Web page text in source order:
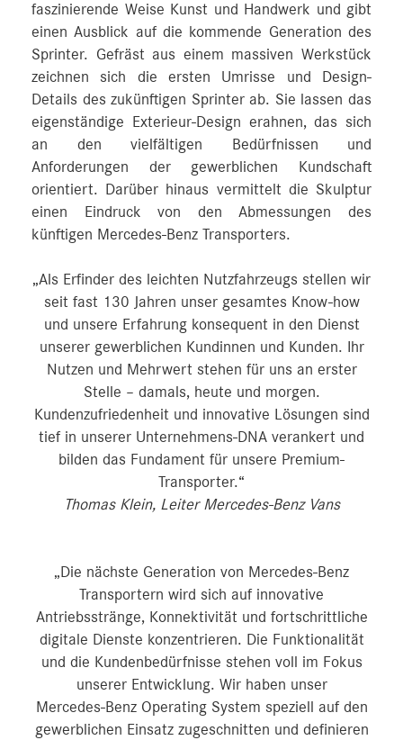
faszinierende Weise Kunst und Handwerk und gibt
einen Ausblick auf die kommende Generation des
Sprinter. Gefräst aus einem massiven Werkstück
zeichnen sich die ersten Umrisse und Design-
Details des zukünftigen Sprinter ab. Sie lassen das
eigenständige Exterieur-Design erahnen, das sich
an den vielfältigen Bedürfnissen und
Anforderungen der gewerblichen Kundschaft
orientiert. Darüber hinaus vermittelt die Skulptur
einen Eindruck von den Abmessungen des
künftigen Mercedes‑Benz Transporters.
„Als Erfinder des leichten Nutzfahrzeugs stellen wir
seit fast 130 Jahren unser gesamtes Know-how
und unsere Erfahrung konsequent in den Dienst
unserer gewerblichen Kundinnen und Kunden. Ihr
Nutzen und Mehrwert stehen für uns an erster
Stelle – damals, heute und morgen.
Kundenzufriedenheit und innovative Lösungen sind
tief in unserer Unternehmens-DNA verankert und
bilden das Fundament für unsere Premium-
Transporter.“
Thomas Klein, Leiter Mercedes-Benz Vans
„Die nächste Generation von Mercedes‑Benz
Transportern wird sich auf innovative
Antriebsstränge, Konnektivität und fortschrittliche
digitale Dienste konzentrieren. Die Funktionalität
und die Kundenbedürfnisse stehen voll im Fokus
unserer Entwicklung. Wir haben unser
Mercedes‑Benz Operating System speziell auf den
gewerblichen Einsatz zugeschnitten und definieren